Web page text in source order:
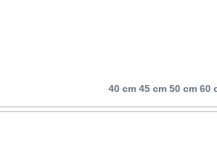
40 cm 45 cm 50 cm 60